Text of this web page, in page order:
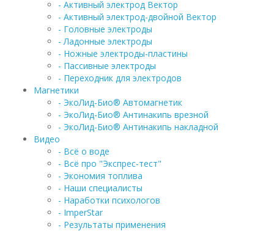
- Активный электрод Вектор
- Активный электрод-двойной Вектор
- Головные электроды
- Ладонные электроды
- Ножные электроды-пластины
- Пассивные электроды
- Переходник для электродов
Магнетики
- ЭкоЛид-Био® Автомагнетик
- ЭкоЛид-Био® Антинакипь врезной
- ЭкоЛид-Био® Антинакипь накладной
Видео
- Всё о воде
- Всё про "Экспрес-тест"
- Экономия топлива
- Наши специалисты
- Наработки психологов
- ImperStar
- Результаты применения